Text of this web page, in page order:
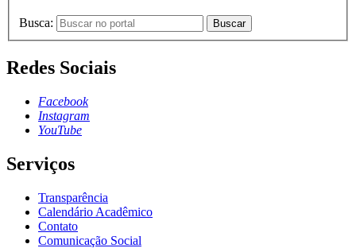
Busca: Buscar
Redes Sociais
Facebook
Instagram
YouTube
Serviços
Transparência
Calendário Acadêmico
Contato
Comunicação Social